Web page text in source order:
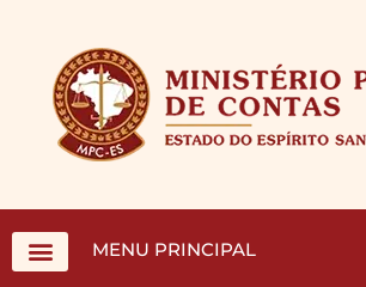
MENU PRINCIPAL